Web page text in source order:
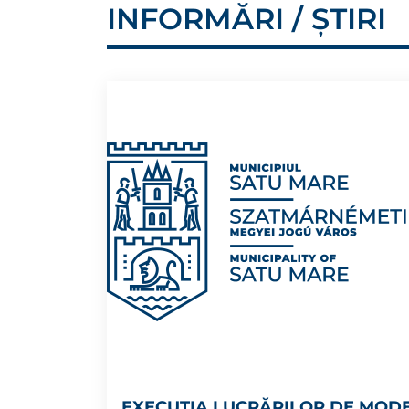
INFORMĂRI / ȘTIRI